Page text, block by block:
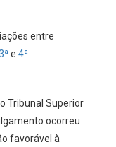
entre
e 4ª
Tribunal Superior
ocorreu
favorável à